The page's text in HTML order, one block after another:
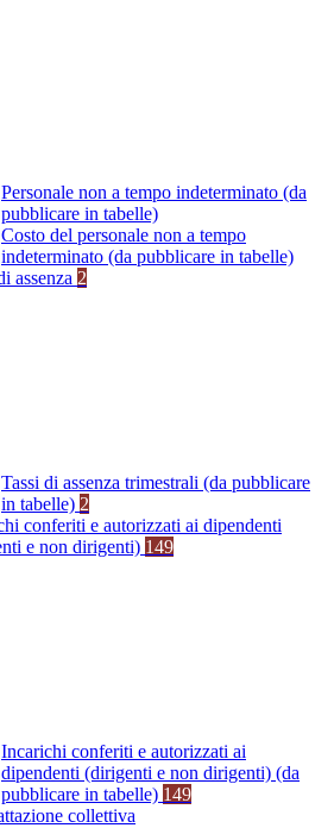
Personale non a tempo indeterminato (da
pubblicare in tabelle)
Costo del personale non a tempo
indeterminato (da pubblicare in tabelle)
assenza 2
Tassi di assenza trimestrali (da pubblicare
in tabelle) 2
conferiti e autorizzati ai dipendenti
e non dirigenti) 149
Incarichi conferiti e autorizzati ai
dipendenti (dirigenti e non dirigenti) (da
pubblicare in tabelle) 149
collettiva